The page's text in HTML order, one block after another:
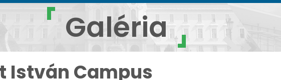
- MATE Kollégiumok
Galéria
István Campus